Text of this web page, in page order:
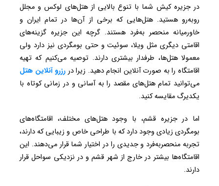
در جزیره کیش شما با تنوع بالایی از هتل‌های لوکس و مجلل
روبه‌رو هستید. هتل‌هایی که برخی از آن‌ها در تمام ایران و
خاورمیانه منحصر به‌فرد هستند. گرچه این جزیره گزینه‌های
اقامتی دیگری مثل ویلا، سوئیت و حتی بومگردی نیز دارد ولی
معمولا هتل‌ها، طرفدار بیشتری دارند. توصیه می‌کنیم که تهیه
اقامتگاه را به صورت آنلاین انجام دهید. زیرا در رزرو آنلاین هتل
می‌توانید تمام هتل‌های مقصد را به آسانی و در زمانی کوتاه با
یکدیرگ مقایسه کنید.
اما در جزیره قشم، با وجود هتل‌های مختلف، اقامتگاه‌های
بومگردی زیادی وجود دارد که با طراحی خاص و زیبایی که دارند،
تجربه منحصربه‌فرد و جدیدی را در اختیار شما قرار می‌دهند. این
اقامتگاه‌ها بیشتر در خارج از شهر قشم و در نزدیکی سواحل قرار
دارند.